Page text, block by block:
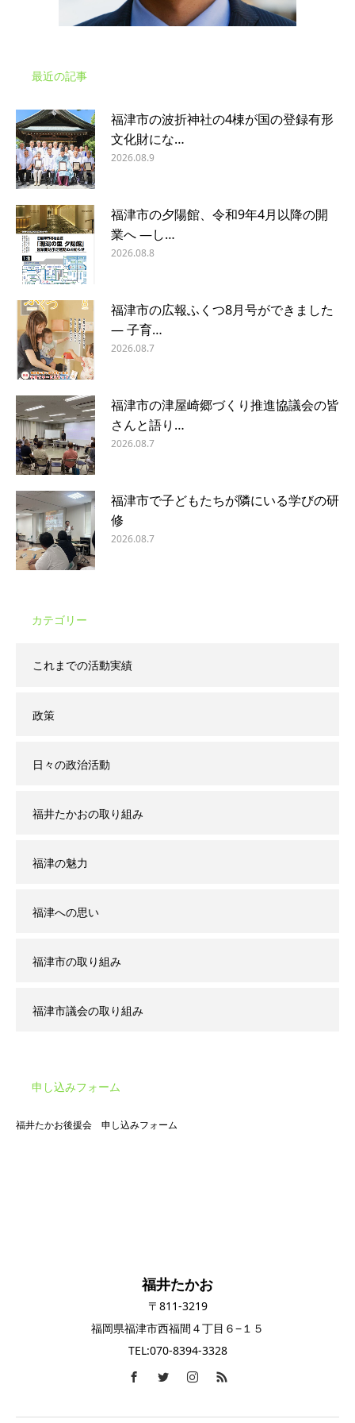
最近の記事
福津市の波折神社の4棟が国の登録有形
文化財にな…
2026.08.9
福津市の夕陽館、令和9年4月以降の開
業へ ―し…
2026.08.8
福津市の広報ふくつ8月号ができました
― 子育…
2026.08.7
福津市の津屋崎郷づくり推進協議会の皆
さんと語り…
2026.08.7
福津市で子どもたちが隣にいる学びの研
修
2026.08.7
カテゴリー
これまでの活動実績
政策
日々の政治活動
福井たかおの取り組み
福津の魅力
福津への思い
福津市の取り組み
福津市議会の取り組み
申し込みフォーム
福井たかお後援会 申し込みフォーム
福井たかお
〒811-3219
福岡県福津市西福間４丁目６−１５
TEL:070-8394-3328